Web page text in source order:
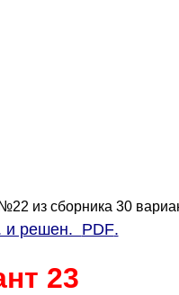
из сборника 30
и решен. PDF.
23